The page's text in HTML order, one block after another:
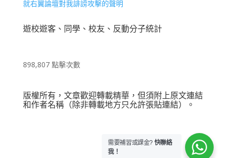
就右翼論壇對我誹謗攻擊的聲明
遊校遊客、同學、校友、反動分子統計
898,807 點擊次數
版權所有，文章歡迎轉載精華，但須附上原文連結
和作者名稱（除非轉載地方只允許張貼連結）。
需要補習或課金? 快聯絡
我！